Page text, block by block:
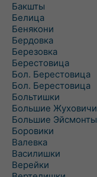
Бакшты
Белица
Бенякони
Бердовка
Березовка
Берестовица
Бол. Берестовица
Бол. Берестовица
Больтишки
Большие Жуховичи
Большие Эйсмонты
Боровики
Валевка
Василишки
Верейки